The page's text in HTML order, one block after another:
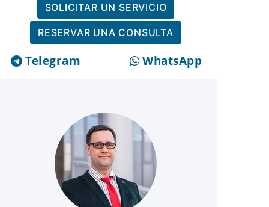
SOLICITAR UN SERVICIO
RESERVAR UNA CONSULTA
Telegram WhatsApp